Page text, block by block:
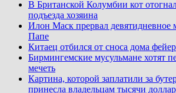
В Британской Колумбии кот
подъезда хозяина
Илон Маск прервал девятидневное
Папе
Китаец отбился от сноса дома
Бирмингемские мусульмане хотят
мечеть
Картина, которой заплатили за
принесла владельцам тысячи